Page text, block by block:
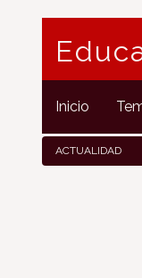
Inicio
ACTUALIDAD